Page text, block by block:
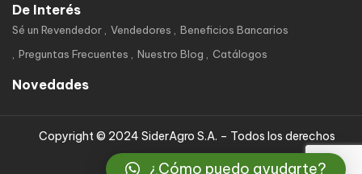
De Interés
Sé un Revendedor Vendedores
Beneficios Bancarios
Preguntas Frecuentes
Nuestro Blog Catálogos
Novedades
Copyright © 2024 SiderAgro S.A. – Todos los derechos
reservados
¿Cómo puedo ayudarte?